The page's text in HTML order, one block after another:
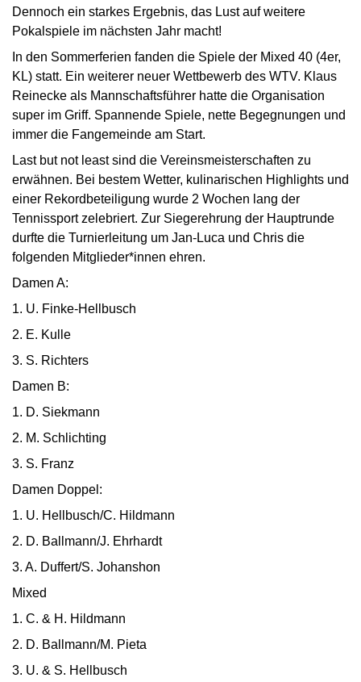
Dennoch ein starkes Ergebnis, das Lust auf weitere
Pokalspiele im nächsten Jahr macht!
In den Sommerferien fanden die Spiele der Mixed 40 (4er,
KL) statt. Ein weiterer neuer Wettbewerb des WTV. Klaus
Reinecke als Mannschaftsführer hatte die Organisation
super im Griff. Spannende Spiele, nette Begegnungen und
immer die Fangemeinde am Start.
Last but not least sind die Vereinsmeisterschaften zu
erwähnen. Bei bestem Wetter, kulinarischen Highlights und
einer Rekordbeteiligung wurde 2 Wochen lang der
Tennissport zelebriert. Zur Siegerehrung der Hauptrunde
durfte die Turnierleitung um Jan-Luca und Chris die
folgenden Mitglieder*innen ehren.
Damen A:
1. U. Finke-Hellbusch
2. E. Kulle
3. S. Richters
Damen B:
1. D. Siekmann
2. M. Schlichting
3. S. Franz
Damen Doppel:
1. U. Hellbusch/C. Hildmann
2. D. Ballmann/J. Ehrhardt
3. A. Duffert/S. Johanshon
Mixed
1. C. & H. Hildmann
2. D. Ballmann/M. Pieta
3. U. & S. Hellbusch